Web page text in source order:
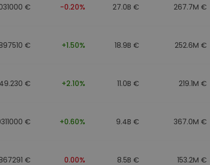
€ -0.20% 27.0B € 267.7M €
€ +1.50% 18.9B € 252.6M €
49.230 € +2.10% 11.0B € 219.1M €
€ +0.60% 9.4B € 367.0M €
€ 0.00% 8.5B € 153.2M €